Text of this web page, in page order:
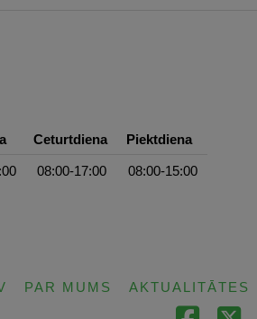
Ceturtdiena Piektdiena
08:00-17:00 08:00-15:00
PAR MUMS AKTUALITĀTES